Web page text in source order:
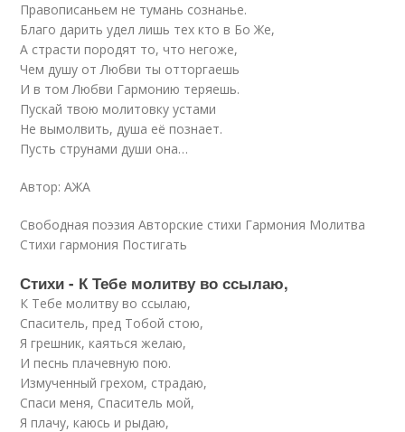
Правописаньем не тумань сознанье.
Благо дарить удел лишь тех кто в Бо Же,
А страсти породят то, что негоже,
Чем душу от Любви ты отторгаешь
И в том Любви Гармонию теряешь.
Пускай твою молитовку устами
Не вымолвить, душа её познает.
Пусть струнами души она…
Автор: АЖА
Свободная поэзия Авторские стихи Гармония Молитва
Стихи гармония Постигать
Стихи - К Тебе молитву во ссылаю,
К Тебе молитву во ссылаю,
Спаситель, пред Тобой стою,
Я грешник, каяться желаю,
И песнь плачевную пою.
Измученный грехом, страдаю,
Спаси меня, Спаситель мой,
Я плачу, каюсь и рыдаю,